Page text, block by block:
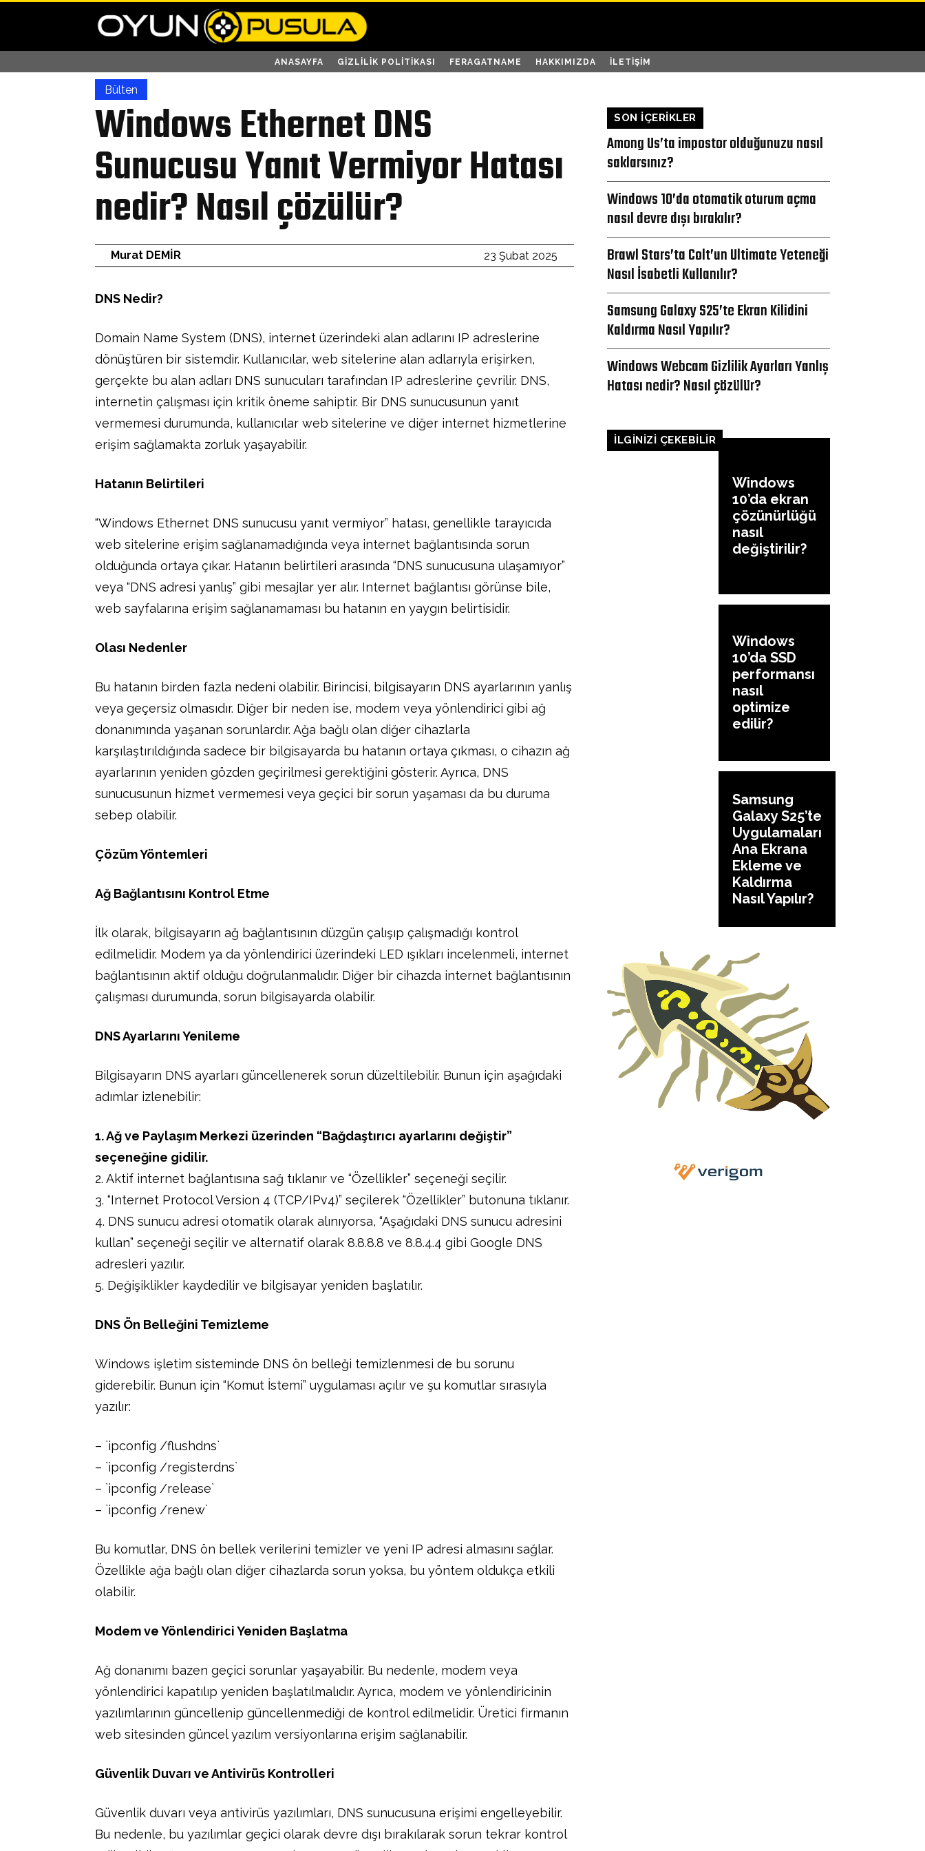
ANASAYFA GIZLILIK POLITIKASI FERAGATNAME HAKKIMIZDA İLETIŞIM
Bülten
Windows Ethernet DNS
Sunucusu Yanıt Vermiyor Hatası
nedir? Nasıl çözülür?
23 Şubat 2025
Murat DEMİR
DNS Nedir?
Domain Name System (DNS), internet üzerindeki alan adlarını IP adreslerine
dönüştüren bir sistemdir. Kullanıcılar, web sitelerine alan adlarıyla erişirken,
gerçekte bu alan adları DNS sunucuları tarafından IP adreslerine çevrilir. DNS,
internetin çalışması için kritik öneme sahiptir. Bir DNS sunucusunun yanıt
vermemesi durumunda, kullanıcılar web sitelerine ve diğer internet hizmetlerine
erişim sağlamakta zorluk yaşayabilir.
Hatanın Belirtileri
“Windows Ethernet DNS sunucusu yanıt vermiyor” hatası, genellikle tarayıcıda
web sitelerine erişim sağlanamadığında veya internet bağlantısında sorun
olduğunda ortaya çıkar. Hatanın belirtileri arasında “DNS sunucusuna ulaşamıyor”
veya “DNS adresi yanlış” gibi mesajlar yer alır. Internet bağlantısı görünse bile,
web sayfalarına erişim sağlanamaması bu hatanın en yaygın belirtisidir.
Olası Nedenler
Bu hatanın birden fazla nedeni olabilir. Birincisi, bilgisayarın DNS ayarlarının yanlış
veya geçersiz olmasıdır. Diğer bir neden ise, modem veya yönlendirici gibi ağ
donanımında yaşanan sorunlardır. Ağa bağlı olan diğer cihazlarla
karşılaştırıldığında sadece bir bilgisayarda bu hatanın ortaya çıkması, o cihazın ağ
ayarlarının yeniden gözden geçirilmesi gerektiğini gösterir. Ayrıca, DNS
sunucusunun hizmet vermemesi veya geçici bir sorun yaşaması da bu duruma
sebep olabilir.
Çözüm Yöntemleri
Ağ Bağlantısını Kontrol Etme
İlk olarak, bilgisayarın ağ bağlantısının düzgün çalışıp çalışmadığı kontrol
edilmelidir. Modem ya da yönlendirici üzerindeki LED ışıkları incelenmeli, internet
bağlantısının aktif olduğu doğrulanmalıdır. Diğer bir cihazda internet bağlantısının
çalışması durumunda, sorun bilgisayarda olabilir.
DNS Ayarlarını Yenileme
Bilgisayarın DNS ayarları güncellenerek sorun düzeltilebilir. Bunun için aşağıdaki
adımlar izlenebilir:
1. Ağ ve Paylaşım Merkezi üzerinden “Bağdaştırıcı ayarlarını değiştir”
seçeneğine gidilir.
2. Aktif internet bağlantısına sağ tıklanır ve “Özellikler” seçeneği seçilir.
3. “Internet Protocol Version 4 (TCP/IPv4)” seçilerek “Özellikler” butonuna tıklanır.
4. DNS sunucu adresi otomatik olarak alınıyorsa, “Aşağıdaki DNS sunucu adresini
kullan” seçeneği seçilir ve alternatif olarak 8.8.8.8 ve 8.8.4.4 gibi Google DNS
adresleri yazılır.
5. Değişiklikler kaydedilir ve bilgisayar yeniden başlatılır.
DNS Ön Belleğini Temizleme
Windows işletim sisteminde DNS ön belleği temizlenmesi de bu sorunu
giderebilir. Bunun için “Komut İstemi” uygulaması açılır ve şu komutlar sırasıyla
yazılır:
– `ipconfig /flushdns`
– `ipconfig /registerdns`
– `ipconfig /release`
– `ipconfig /renew`
Bu komutlar, DNS ön bellek verilerini temizler ve yeni IP adresi almasını sağlar.
Özellikle ağa bağlı olan diğer cihazlarda sorun yoksa, bu yöntem oldukça etkili
olabilir.
Modem ve Yönlendirici Yeniden Başlatma
Ağ donanımı bazen geçici sorunlar yaşayabilir. Bu nedenle, modem veya
yönlendirici kapatılıp yeniden başlatılmalıdır. Ayrıca, modem ve yönlendiricinin
yazılımlarının güncellenip güncellenmediği de kontrol edilmelidir. Üretici firmanın
web sitesinden güncel yazılım versiyonlarına erişim sağlanabilir.
Güvenlik Duvarı ve Antivirüs Kontrolleri
Güvenlik duvarı veya antivirüs yazılımları, DNS sunucusuna erişimi engelleyebilir.
Bu nedenle, bu yazılımlar geçici olarak devre dışı bırakılarak sorun tekrar kontrol
SON İÇERİKLER
Among Us’ta impostor olduğunuzu nasıl
saklarsınız?
Windows 10’da otomatik oturum açma
nasıl devre dışı bırakılır?
Brawl Stars’ta Colt’un Ultimate Yeteneği
Nasıl İsabetli Kullanılır?
Samsung Galaxy S25’te Ekran Kilidini
Kaldırma Nasıl Yapılır?
Windows Webcam Gizlilik Ayarları Yanlış
Hatası nedir? Nasıl çözülür?
İLGİNİZİ ÇEKEBİLİR
Windows
10’da ekran
çözünürlüğü
nasıl
değiştirilir?
Windows
10’da SSD
performansı
nasıl
optimize
edilir?
Samsung
Galaxy S25’te
Uygulamaları
Ana Ekrana
Ekleme ve
Kaldırma
Nasıl Yapılır?